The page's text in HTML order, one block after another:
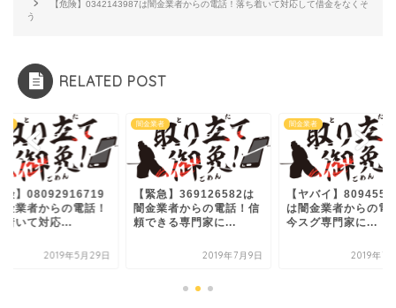
【危険】0342143987は闇金業者からの電話！落ち着いて対応して借金をなくそ
う
RELATED POST
険】08092916719
金業者からの電話！
着いて対応...
2019年5月29日
闇金業者
【緊急】369126582は
闇金業者からの電話！信
頼できる専門家に...
2019年7月9日
闇金業者
【ヤバイ】
は闇金業者からの電
今スグ専門家に...
2019年7